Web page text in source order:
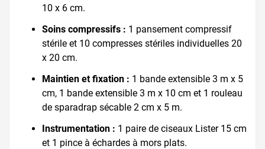
10 x 6 cm.
Soins compressifs : 1 pansement compressif
stérile et 10 compresses stériles individuelles 20
x 20 cm.
Maintien et fixation : 1 bande extensible 3 m x 5
cm, 1 bande extensible 3 m x 10 cm et 1 rouleau
de sparadrap sécable 2 cm x 5 m.
Instrumentation : 1 paire de ciseaux Lister 15 cm
et 1 pince à échardes à mors plats.